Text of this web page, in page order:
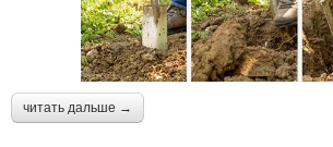
читать дальше →